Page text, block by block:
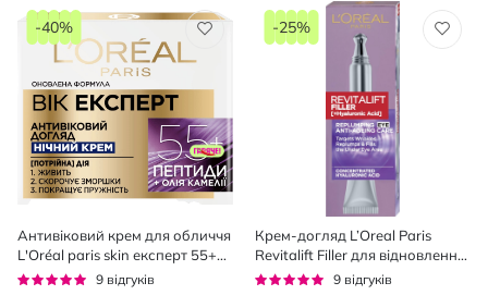
Антивіковий крем для обличчя
L'Oréal paris skin експерт 55+
нічний 50 мл
Рейтинг:
9 відгуків
-40%
Крем-догляд L’Oreal Paris
Revitalift Filler для відновлення
об'єму шкіри навколо очей 15
Рейтинг:
9 відгуків
-25%